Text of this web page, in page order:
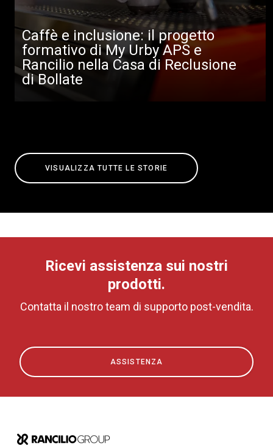
Caffè e inclusione: il progetto
formativo di My Urby APS e
Rancilio nella Casa di Reclusione
di Bollate
VISUALIZZA TUTTE LE STORIE
Ricevi assistenza sui nostri
prodotti.
Contatta il nostro team di supporto post-vendita.
ASSISTENZA